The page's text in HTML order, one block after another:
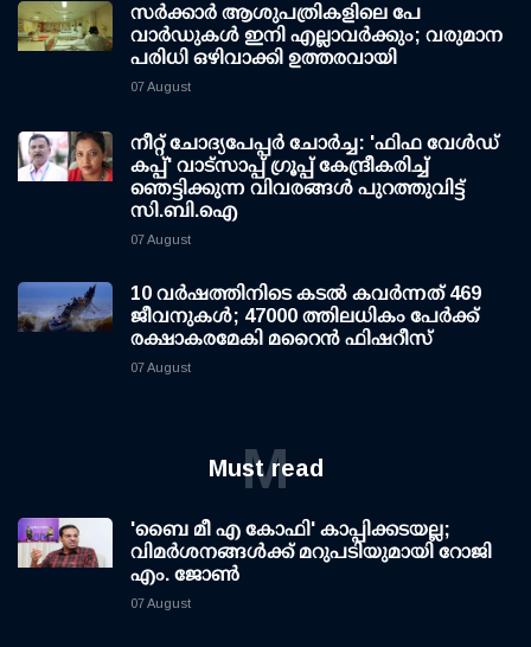
സര്‍ക്കാര്‍ ആശുപത്രികളിലെ പേ
വാര്‍ഡുകള്‍ ഇനി എല്ലാവര്‍ക്കും; വരുമാന
പരിധി ഒഴിവാക്കി ഉത്തരവായി
07 August
നീറ്റ് ചോദ്യപേപ്പര്‍ ചോര്‍ച്ച: 'ഫിഫ വേള്‍ഡ്
കപ്പ്' വാട്സാപ്പ് ഗ്രൂപ്പ് കേന്ദ്രീകരിച്ച്
ഞെട്ടിക്കുന്ന വിവരങ്ങള്‍ പുറത്തുവിട്ട്
സി.ബി.ഐ
07 August
10 വര്‍ഷത്തിനിടെ കടല്‍ കവര്‍ന്നത് 469
ജീവനുകള്‍; 47000 ത്തിലധികം പേര്‍ക്ക്
രക്ഷാകരമേകി മറൈന്‍ ഫിഷറീസ്
07 August
Must read
M
'ബൈ മീ എ കോഫി' കാപ്പിക്കടയല്ല;
വിമര്‍ശനങ്ങള്‍ക്ക് മറുപടിയുമായി റോജി
എം. ജോണ്‍
07 August